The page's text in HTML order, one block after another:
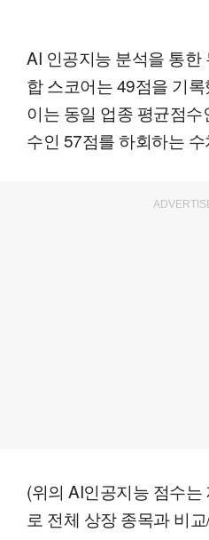
AI 인공지능 분석을 통
합 스코어는 49점을 기록
이는 동일 업종 평균점
수인 57점를 하회하는
(위의 AI인공지능 점수
로 전체 상장 종목과 비